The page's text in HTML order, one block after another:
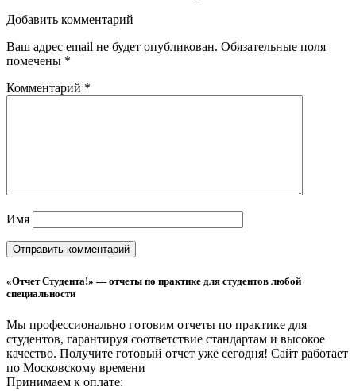
Добавить комментарий
Ваш адрес email не будет опубликован. Обязательные поля
помечены *
Комментарий *
Имя
«Отчет Студента!» — отчеты по практике для студентов любой
специальности
Мы профессионально готовим отчеты по практике для
студентов, гарантируя соответствие стандартам и высокое
качество. Получите готовый отчет уже сегодня! Сайт работает
по Московскому времени
Принимаем к оплате: